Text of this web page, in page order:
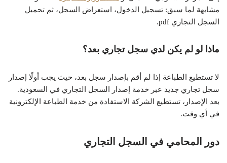
مشابهة لما سبق: تسجيل الدخول، استعراض السجل، ثم تحميل
السجل التجاري pdf.
ماذا لو لم يكن لدي سجل تجاري بعد؟
لا تستطيع الطباعة إذا لم أقم بإصدار سجل بعد، حيث يجب أولًا إصدار
سجل تجاري جديد عبر خدمة إصدار السجل التجاري في السعودية.
بعد الإصدار، تستطيع الشركة الاستفادة من خدمة الطباعة الإلكترونية
في أي وقت.
دور المحامي في السجل التجاري